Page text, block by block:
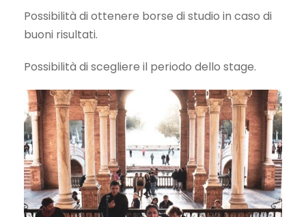
Possibilità di ottenere borse di studio in caso di
buoni risultati.
Possibilità di scegliere il periodo dello stage.